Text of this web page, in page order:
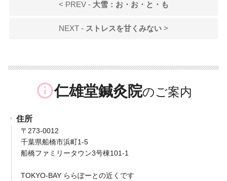
< PREV - 大雪：お・お・と・も
NEXT - ストレスを甘くみない >
info_outline仁雄堂鍼灸院
住所
〒273-0012
千葉県船橋市浜町1-5
船橋ファミリータウン3号棟101-1
TOKYO-BAY ららぽーとの近くです